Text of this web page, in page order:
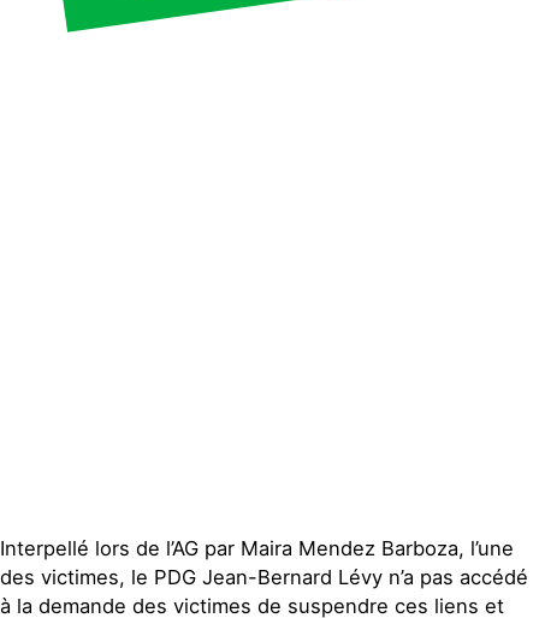
Interpellé lors de l’AG par Maira Mendez Barboza, l’une
des victimes, le PDG Jean-Bernard Lévy n’a pas accédé
à la demande des victimes de suspendre ces liens et